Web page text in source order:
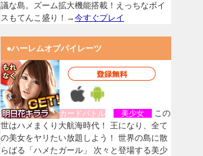
議な島。ズーム拡大機能搭載！えっちなボイ
スもてんこ盛り！→今すぐプレイ
●ハーレムオブパイレーツ
カードバトル 美少女
この
世はハメまくり大航海時代！ 王になり、全て
の美女をヤリたい放題しよう！ 世界の島に散
らばる「ハメたガール」 次々と登場する美少